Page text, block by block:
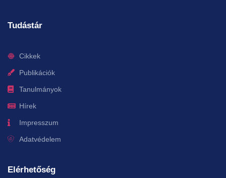
Tudástár
Cikkek
Publikációk
Tanulmányok
Hírek
Impresszum
Adatvédelem
Elérhetőség